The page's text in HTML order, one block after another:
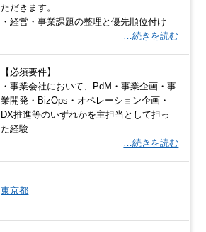
ただきます。
・経営・事業課題の整理と優先順位付け
…続きを読む
【必須要件】
・事業会社において、PdM・事業企画・事
業開発・BizOps・オペレーション企画・
DX推進等のいずれかを主担当として担っ
た経験
…続きを読む
東京都